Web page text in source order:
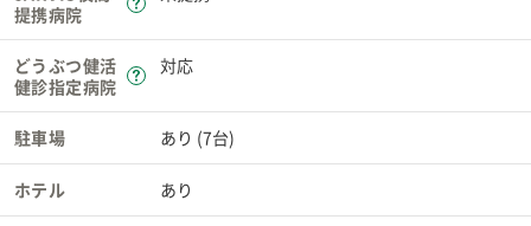
提携病院
どうぶつ健活
健診指定病院
対応
駐車場 あり (7台)
ホテル あり